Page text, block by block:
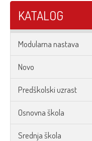
KATALOG
Modularna nastava
Novo
Predškolski uzrast
Osnovna škola
Srednja škola